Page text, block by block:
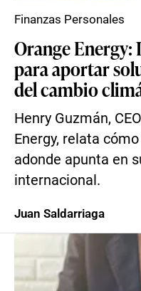
Orange Energy:
para aportar
del cambio
Henry Guzmán,
Energy, relata
adonde apunta en
internacional.
Finanzas Personales
Juan Saldarriaga